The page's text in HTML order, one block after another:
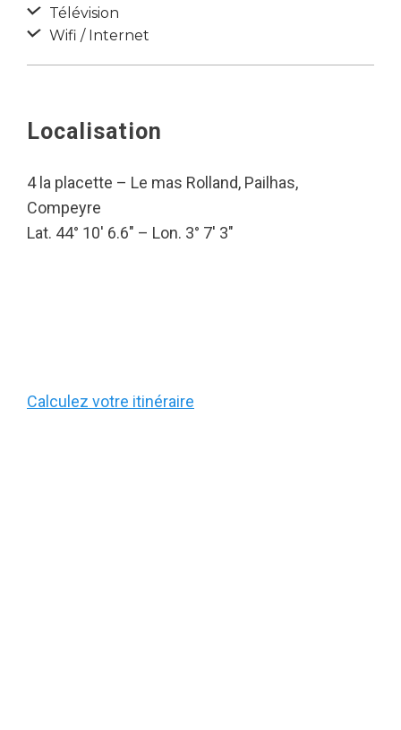
Télévision
Wifi / Internet
Localisation
4 la placette – Le mas Rolland, Pailhas,
Compeyre
Lat. 44° 10′ 6.6″ – Lon. 3° 7′ 3″
Calculez votre itinéraire